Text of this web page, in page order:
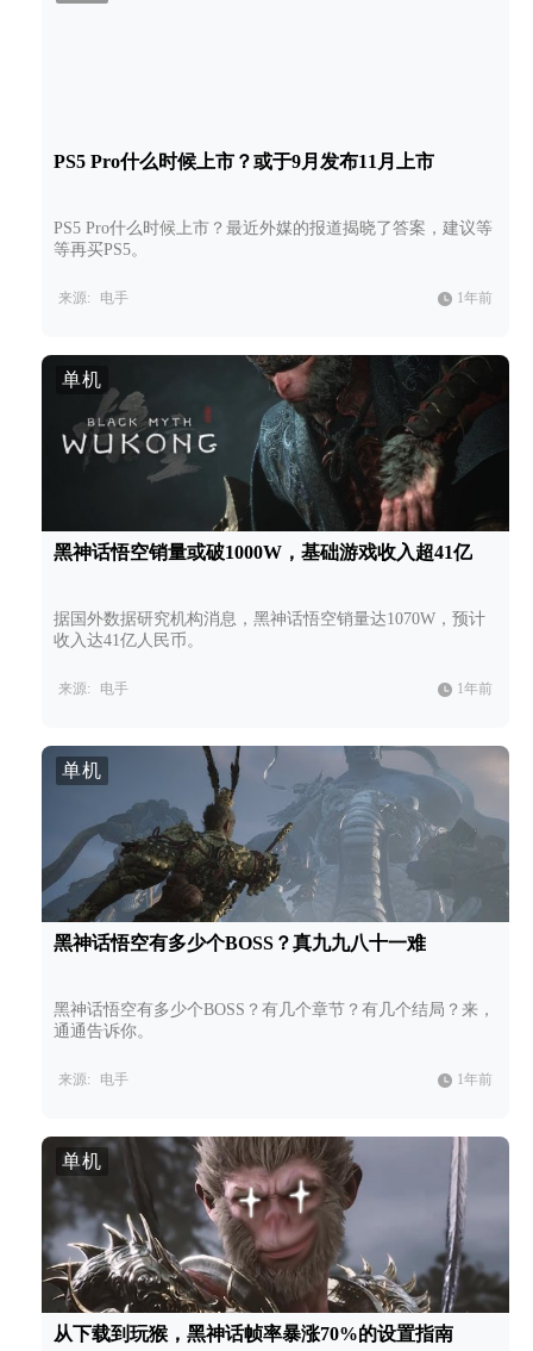
PS5 Pro什么时候上市？或于9月发布11月上市
PS5 Pro什么时候上市？最近外媒的报道揭晓了答案，建议等
等再买PS5。
来源: 电手 1年前
单机
黑神话悟空销量或破1000W，基础游戏收入超41亿
据国外数据研究机构消息，黑神话悟空销量达1070W，预计
收入达41亿人民币。
来源: 电手 1年前
单机
黑神话悟空有多少个BOSS？真九九八十一难
黑神话悟空有多少个BOSS？有几个章节？有几个结局？来，
通通告诉你。
来源: 电手 1年前
单机
从下载到玩猴，黑神话帧率暴涨70%的设置指南